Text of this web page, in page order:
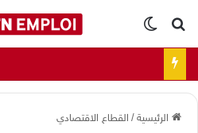
بحث عنالوضع المظلم
الرئيسية/ القطاع الاقتصادي